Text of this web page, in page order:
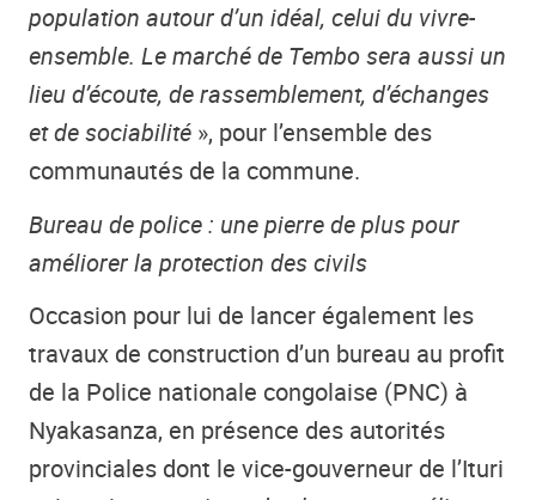
population autour d’un idéal, celui du vivre-
ensemble. Le marché de Tembo sera aussi un
lieu d’écoute, de rassemblement, d’échanges
et de sociabilité », pour l’ensemble des
communautés de la commune.
Bureau de police : une pierre de plus pour
améliorer la protection des civils
Occasion pour lui de lancer également les
travaux de construction d’un bureau au profit
de la Police nationale congolaise (PNC) à
Nyakasanza, en présence des autorités
provinciales dont le vice-gouverneur de l’Ituri